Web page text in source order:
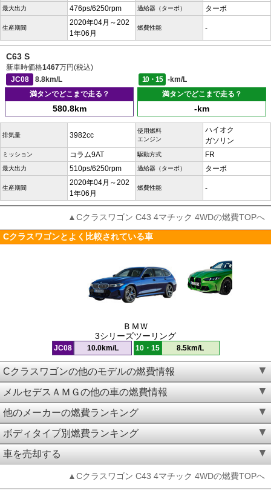
最大出力 476ps/6250rpm 過給器（ターボ） ターボ
生産期間
2020年04月～202
1年06月
燃費性能 -
C63 S
新車時価格1467万円(税込)
JC08
8.8km/L 10・15
-km/L
満タンでどこまで走る？
580.8km
満タンでどこまで走る？
-km
排気量 3982cc
使用燃料
エンジン
ハイオク
ガソリン
ミッション コラム9AT 駆動方式 FR
最大出力 510ps/6250rpm 過給器（ターボ） ターボ
生産期間
2020年04月～202
1年06月
燃費性能 -
▲Cクラスワゴン C43 4マチック 4WDの燃費TOPへ
Cクラスワゴンとよく比較されている車
ＢＭＷ
3シリーズツーリング
JC08 10.0km/L 10・15 8.5km/L
Cクラスワゴンの他のモデルの燃費情報
メルセデスＡＭＧの他の車の燃費情報
他のメーカーの燃費ランキング
ボディタイプ別燃費ランキング
車を売却する
▲Cクラスワゴン C43 4マチック 4WDの燃費TOPへ